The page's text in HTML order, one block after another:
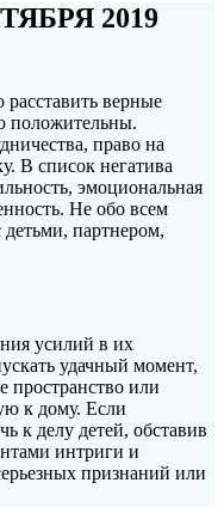
2019
верные
положительны.
право на
В список негатива
эмоциональная
Не обо всем
детьми, партнером,
усилий в их
удачный момент,
пространство или
к дому. Если
к делу детей, обставив
интриги и
признаний или